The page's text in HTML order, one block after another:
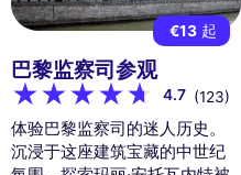
€13 起
巴黎监察司参观
4.7 (123)
体验巴黎监察司的迷人历史。
沉浸于这座建筑宝藏的中世纪